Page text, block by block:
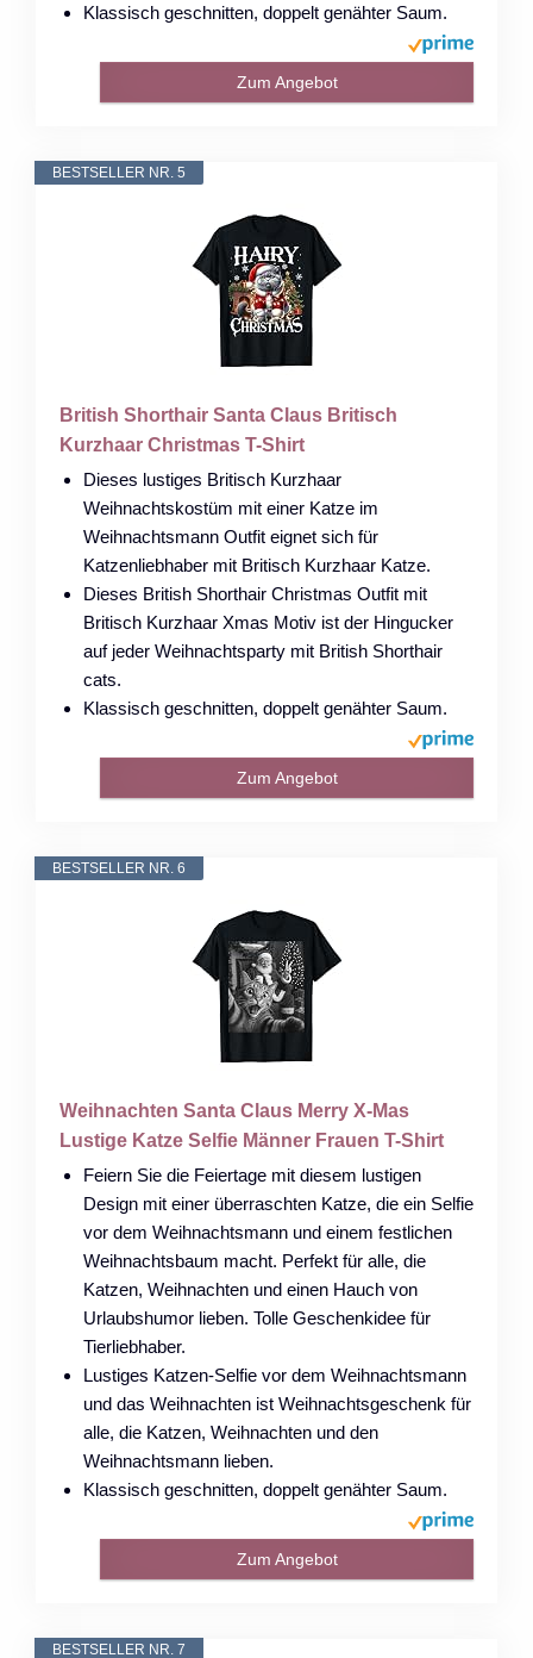
Klassisch geschnitten, doppelt genähter Saum.
Zum Angebot
BESTSELLER NR. 5
British Shorthair Santa Claus Britisch
Kurzhaar Christmas T-Shirt
Dieses lustiges Britisch Kurzhaar
Weihnachtskostüm mit einer Katze im
Weihnachtsmann Outfit eignet sich für
Katzenliebhaber mit Britisch Kurzhaar Katze.
Dieses British Shorthair Christmas Outfit mit
Britisch Kurzhaar Xmas Motiv ist der Hingucker
auf jeder Weihnachtsparty mit British Shorthair
cats.
Klassisch geschnitten, doppelt genähter Saum.
Zum Angebot
BESTSELLER NR. 6
Weihnachten Santa Claus Merry X-Mas
Lustige Katze Selfie Männer Frauen T-Shirt
Feiern Sie die Feiertage mit diesem lustigen
Design mit einer überraschten Katze, die ein Selfie
vor dem Weihnachtsmann und einem festlichen
Weihnachtsbaum macht. Perfekt für alle, die
Katzen, Weihnachten und einen Hauch von
Urlaubshumor lieben. Tolle Geschenkidee für
Tierliebhaber.
Lustiges Katzen-Selfie vor dem Weihnachtsmann
und das Weihnachten ist Weihnachtsgeschenk für
alle, die Katzen, Weihnachten und den
Weihnachtsmann lieben.
Klassisch geschnitten, doppelt genähter Saum.
Zum Angebot
BESTSELLER NR. 7